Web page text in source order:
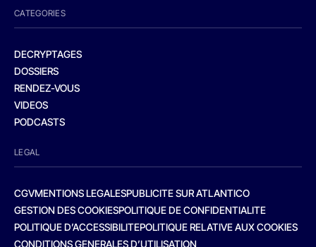
CATEGORIES
DECRYPTAGES
DOSSIERS
RENDEZ-VOUS
VIDEOS
PODCASTS
LEGAL
CGVMENTIONS LEGALESPUBLICITE SUR ATLANTICO
GESTION DES COOKIESPOLITIQUE DE CONFIDENTIALITE
POLITIQUE D’ACCESSIBILITEPOLITIQUE RELATIVE AUX COOKIES
CONDITIONS GENERALES D’UTILISATION